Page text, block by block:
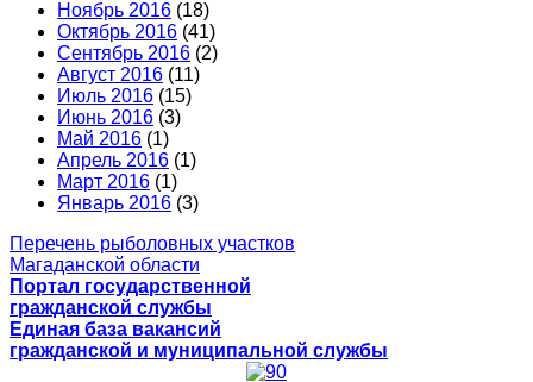
Ноябрь 2016 (18)
Октябрь 2016 (41)
Сентябрь 2016 (2)
Август 2016 (11)
Июль 2016 (15)
Июнь 2016 (3)
Май 2016 (1)
Апрель 2016 (1)
Март 2016 (1)
Январь 2016 (3)
Перечень рыболовных участков
Магаданской области
Портал государственной
гражданской службы
Единая база вакансий
гражданской и муниципальной службы